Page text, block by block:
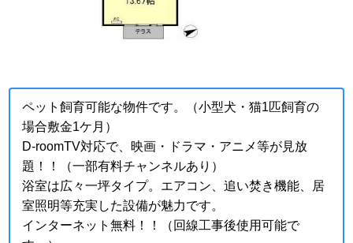
ペット飼育可能な物件です。（小型犬・猫1匹飼育の
場合敷金1ケ月）
D-roomTV対応で、映画・ドラマ・アニメ等が見放
題！！（一部有料チャンネルあり）
浴室は広々一坪タイプ。エアコン、追い焚き機能、居
室照明等充実した設備が魅力です。
インターネット無料！！（回線工事後使用可能で